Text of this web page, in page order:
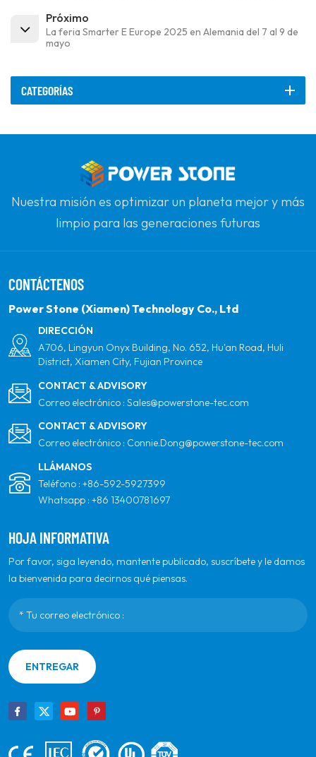
Próximo
La feria Smarter E Europe 2025 en Alemania del 7 al 9 de
mayo
CATEGORÍAS
Nuestra misión es optimizar un planeta mejor y más
limpio para las generaciones futuras
energía limpia y su socio global más confiable para la
calidad, la profesionalidad y la innovación.
CONTÁCTENOS
Power Stone (Xiamen) Technology Co., Ltd
DIRECCIÓN
A706, Lingyun Onyx Building, No. 652, Hu'an Road, Huli
District, Xiamen City, Fujian Province
CONTACT & ADVISORY
Correo electrónico : Sales@powerstone-tec.com
CONTACT & ADVISORY
Correo electrónico : Connie.Dong@powerstone-tec.com
LLÁMANOS
Teléfono : +86-592-5927399
Whatsapp : +86 13400781697
HOJA INFORMATIVA
Por favor, siga leyendo, mantente publicado, suscríbete y le damos
la bienvenida para decirnos qué piensas.
ENTREGAR